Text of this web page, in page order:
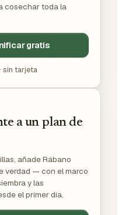
cosechar toda la
gratis
sin tarjeta
a un plan de
añade Rábano
verdad — con el marco
y las
el primer día.